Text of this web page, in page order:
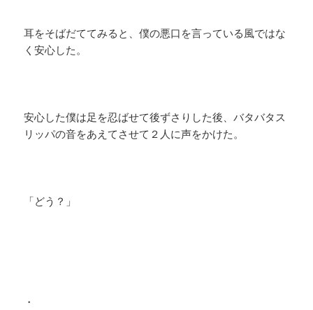
耳をそばだててみると、僕の悪口を言っている風ではな
く安心した。
安心した僕は足を忍ばせて後ずさりした後、バタバタス
リッパの音をあえてさせて２人に声をかけた。
「どう？」
・